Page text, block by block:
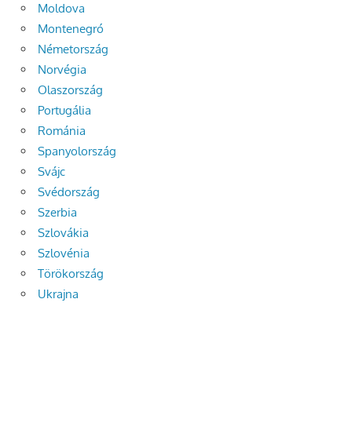
Moldova
Montenegró
Németország
Norvégia
Olaszország
Portugália
Románia
Spanyolország
Svájc
Svédország
Szerbia
Szlovákia
Szlovénia
Törökország
Ukrajna